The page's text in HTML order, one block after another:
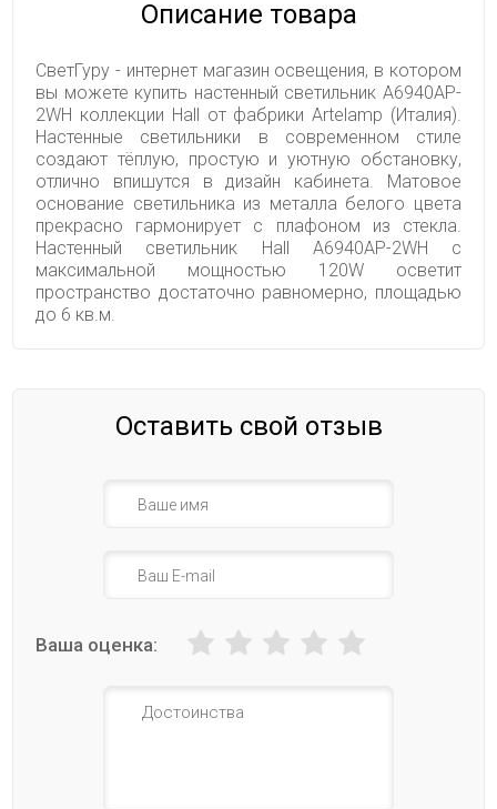
Описание товара
СветГуру - интернет магазин освещения, в котором
вы можете купить настенный светильник A6940AP-
2WH коллекции Hall от фабрики Artelamp (Италия).
Настенные светильники в современном стиле
создают тёплую, простую и уютную обстановку,
отлично впишутся в дизайн кабинета. Матовое
основание светильника из металла белого цвета
прекрасно гармонирует с плафоном из стекла.
Настенный светильник Hall A6940AP-2WH с
максимальной мощностью 120W осветит
пространство достаточно равномерно, площадью
до 6 кв.м.
Оставить свой отзыв
Ваша оценка: